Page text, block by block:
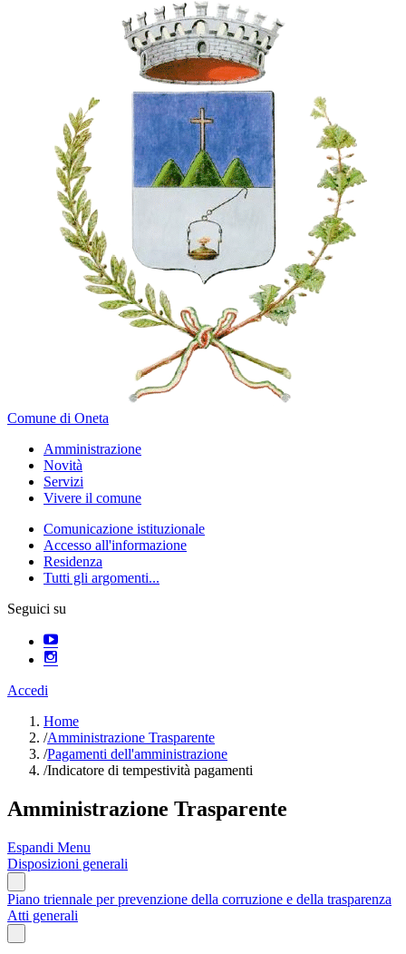
Comune di Oneta
Amministrazione
Novità
Servizi
Vivere il comune
Comunicazione istituzionale
Accesso all'informazione
Residenza
Tutti gli argomenti...
Seguici su
Accedi
Home
/Amministrazione Trasparente
/Pagamenti dell'amministrazione
/Indicatore di tempestività pagamenti
Amministrazione Trasparente
Espandi Menu
Disposizioni generali
Piano triennale per prevenzione della corruzione e della trasparenza
Atti generali